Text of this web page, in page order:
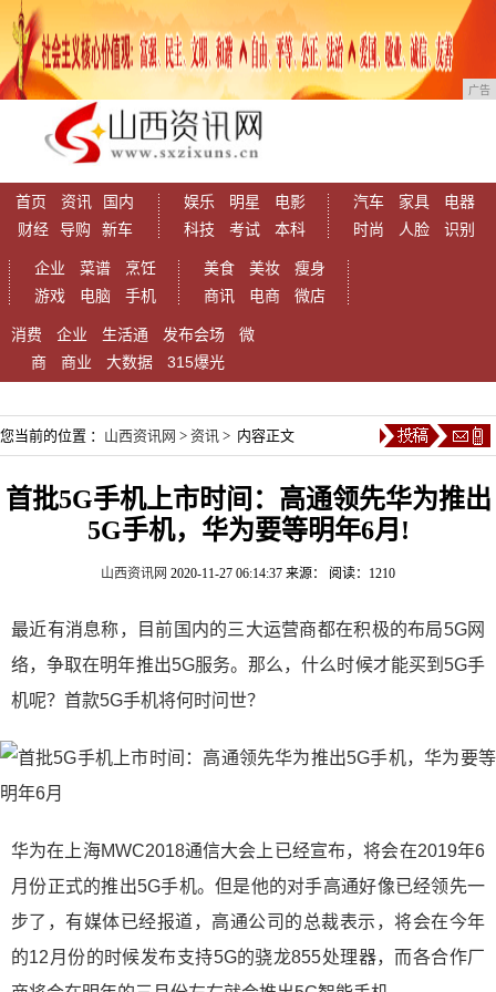
广告
首页 资讯
国内
财经
导购 新车
娱乐 明星
电影
科技
考试 本科
汽车 家具
电器
时尚
人脸 识别
企业 菜谱
烹饪
游戏
电脑 手机
美食 美妆
瘦身
商讯
电商 微店
消费 企业 生活通 发布会场
微
商
商业 大数据 315爆光
您当前的位置 ： 山西资讯网 > 资讯 > 内容正文
首批5G手机上市时间：高通领先华为推出
5G手机，华为要等明年6月!
山西资讯网 2020-11-27 06:14:37 来源： 阅读：1210
最近有消息称，目前国内的三大运营商都在积极的布局5G网
络，争取在明年推出5G服务。那么，什么时候才能买到5G手
机呢？首款5G手机将何时问世？
华为在上海MWC2018通信大会上已经宣布，将会在2019年6
月份正式的推出5G手机。但是他的对手高通好像已经领先一
步了，有媒体已经报道，高通公司的总裁表示，将会在今年
的12月份的时候发布支持5G的骁龙855处理器，而各合作厂